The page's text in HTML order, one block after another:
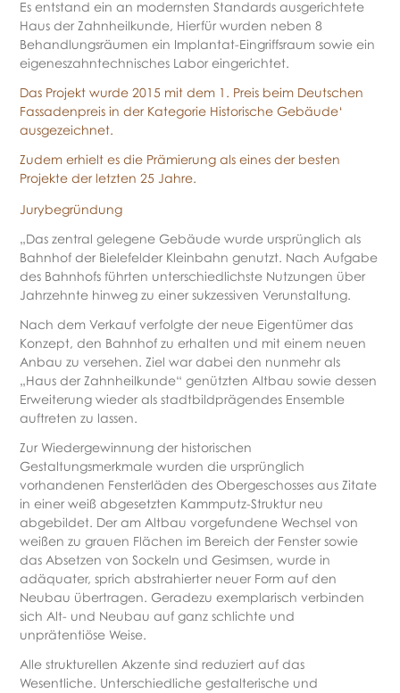
Es entstand ein an modernsten Standards ausgerichtete
Haus der Zahnheilkunde, Hierfür wurden neben 8
Behandlungsräumen ein Implantat-Eingriffsraum sowie ein
eigeneszahntechnisches Labor eingerichtet.
Das Projekt wurde 2015 mit dem 1. Preis beim Deutschen
Fassadenpreis in der Kategorie Historische Gebäude‘
ausgezeichnet.
Zudem erhielt es die Prämierung als eines der besten
Projekte der letzten 25 Jahre.
Jurybegründung
„Das zentral gelegene Gebäude wurde ursprünglich als
Bahnhof der Bielefelder Kleinbahn genutzt. Nach Aufgabe
des Bahnhofs führten unterschiedlichste Nutzungen über
Jahrzehnte hinweg zu einer sukzessiven Verunstaltung.
Nach dem Verkauf verfolgte der neue Eigentümer das
Konzept, den Bahnhof zu erhalten und mit einem neuen
Anbau zu versehen. Ziel war dabei den nunmehr als
„Haus der Zahnheilkunde“ genützten Altbau sowie dessen
Erweiterung wieder als stadtbildprägendes Ensemble
auftreten zu lassen.
Zur Wiedergewinnung der historischen
Gestaltungsmerkmale wurden die ursprünglich
vorhandenen Fensterläden des Obergeschosses aus Zitate
in einer weiß abgesetzten Kammputz-Struktur neu
abgebildet. Der am Altbau vorgefundene Wechsel von
weißen zu grauen Flächen im Bereich der Fenster sowie
das Absetzen von Sockeln und Gesimsen, wurde in
adäquater, sprich abstrahierter neuer Form auf den
Neubau übertragen. Geradezu exemplarisch verbinden
sich Alt- und Neubau auf ganz schlichte und
unprätentiöse Weise.
Alle strukturellen Akzente sind reduziert auf das
Wesentliche. Unterschiedliche gestalterische und